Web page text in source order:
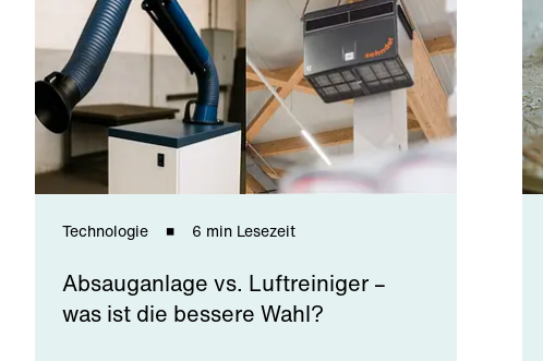
Technologie 6 min Lesezeit
Absauganlage vs. Luftreiniger –
was ist die bessere Wahl?